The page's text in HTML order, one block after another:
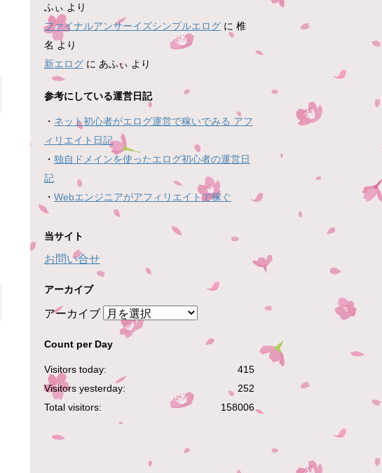
ふぃ より
ファイナルアンサーイズシンプルエログ に 椎
名 より
新エログ に あふぃ より
参考にしている運営日記
・ ネット初心者がエログ運営で稼いでみる アフ
ィリエイト日記
・ 独自ドメインを使ったエログ初心者の運営日
記
・ Webエンジニアがアフィリエイトで稼ぐ
当サイト
お問い合せ
アーカイブ
アーカイブ
Count per Day
415
Visitors today:
252
Visitors yesterday:
158006
Total visitors: